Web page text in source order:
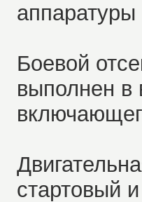
аппаратуры
Боевой
выполнен в
стартовый